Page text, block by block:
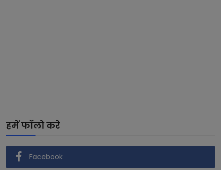
हमें फॉलो करे
Facebook